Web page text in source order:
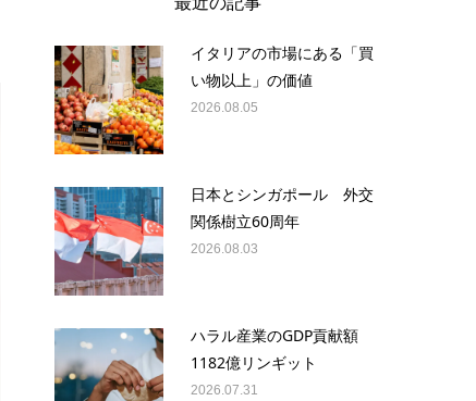
イタリアの市場にある「買
い物以上」の価値
2026.08.05
日本とシンガポール 外交
関係樹立60周年
2026.08.03
ハラル産業のGDP貢献額
1182億リンギット
2026.07.31